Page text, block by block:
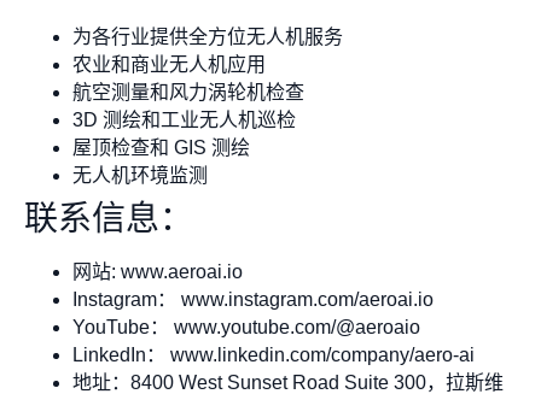
为各行业提供全方位无人机服务
农业和商业无人机应用
航空测量和风力涡轮机检查
3D 测绘和工业无人机巡检
屋顶检查和 GIS 测绘
无人机环境监测
联系信息：
网站: www.aeroai.io
Instagram： www.instagram.com/aeroai.io
YouTube： www.youtube.com/@aeroaio
LinkedIn： www.linkedin.com/company/aero-ai
地址：8400 West Sunset Road Suite 300，拉斯维